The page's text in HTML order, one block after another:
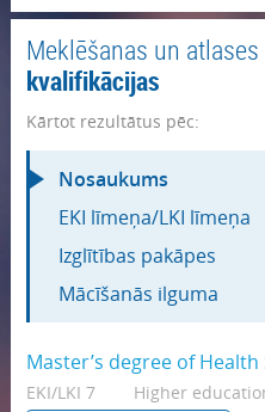
Meklēšanas un
kvalifikācijas
Kārtot rezultātus pēc:
Nosaukums
EKI līmeņa/LKI līmeņa
Izglītības pakāpes
Mācīšanās ilguma
Master’s degree of
EKI/LKI 7 Higher